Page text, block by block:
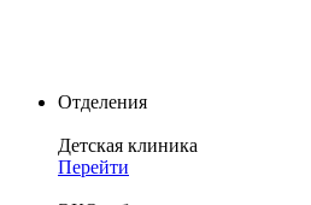
Отделения
Детская клиника
Перейти